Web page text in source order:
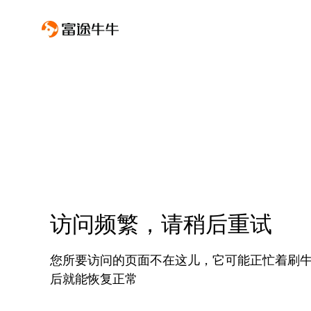
访问频繁，请稍后重试
您所要访问的页面不在这儿，它可能正忙着刷
后就能恢复正常